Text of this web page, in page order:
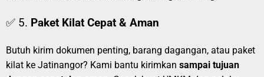
✅ 5. Paket Kilat Cepat & Aman
Butuh kirim dokumen penting, barang dagangan, atau paket
kilat ke Jatinangor? Kami bantu kirimkan sampai tujuan